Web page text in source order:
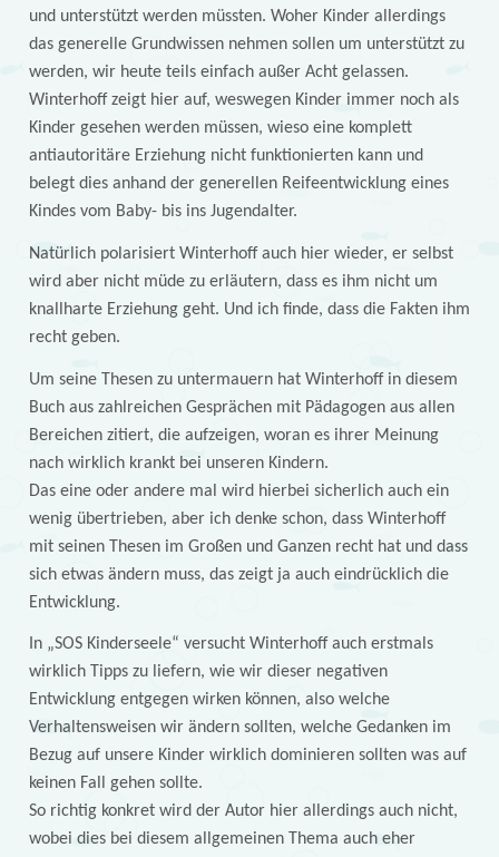
und unterstützt werden müssten. Woher Kinder allerdings
das generelle Grundwissen nehmen sollen um unterstützt zu
werden, wir heute teils einfach außer Acht gelassen.
Winterhoff zeigt hier auf, weswegen Kinder immer noch als
Kinder gesehen werden müssen, wieso eine komplett
antiautoritäre Erziehung nicht funktionierten kann und
belegt dies anhand der generellen Reifeentwicklung eines
Kindes vom Baby- bis ins Jugendalter.
Natürlich polarisiert Winterhoff auch hier wieder, er selbst
wird aber nicht müde zu erläutern, dass es ihm nicht um
knallharte Erziehung geht. Und ich finde, dass die Fakten ihm
recht geben.
Um seine Thesen zu untermauern hat Winterhoff in diesem
Buch aus zahlreichen Gesprächen mit Pädagogen aus allen
Bereichen zitiert, die aufzeigen, woran es ihrer Meinung
nach wirklich krankt bei unseren Kindern.
Das eine oder andere mal wird hierbei sicherlich auch ein
wenig übertrieben, aber ich denke schon, dass Winterhoff
mit seinen Thesen im Großen und Ganzen recht hat und dass
sich etwas ändern muss, das zeigt ja auch eindrücklich die
Entwicklung.
In „SOS Kinderseele“ versucht Winterhoff auch erstmals
wirklich Tipps zu liefern, wie wir dieser negativen
Entwicklung entgegen wirken können, also welche
Verhaltensweisen wir ändern sollten, welche Gedanken im
Bezug auf unsere Kinder wirklich dominieren sollten was auf
keinen Fall gehen sollte.
So richtig konkret wird der Autor hier allerdings auch nicht,
wobei dies bei diesem allgemeinen Thema auch eher